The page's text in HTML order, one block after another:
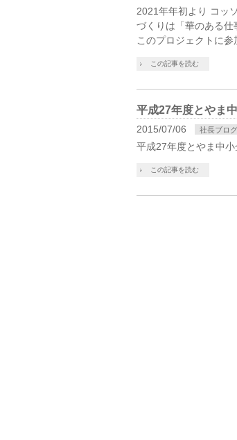
2021年年初より コッ
づくりは「華のある仕
このプロジェクトに
この記事を読む
平成27年度とやま
2015/07/06 社長ブログ
平成27年度とやま中小
この記事を読む